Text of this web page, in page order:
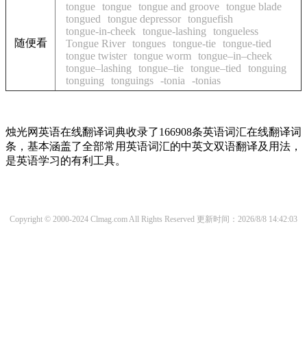
随便看
tongue tongue tongue and groove tongue blade
tongued
tongue depressor tonguefish
tongue-in-cheek
tongue-lashing
tongueless
Tongue River tongues tongue-tie tongue-tied
tongue twister tongue worm
tongue–in–cheek
tongue–lashing
tongue–tie tongue–tied
tonguing
tonguing
tonguings -tonia -tonias
烛光网英语在线翻译词典收录了166908条英语词汇在线翻译词
条，基本涵盖了全部常用英语词汇的中英文双语翻译及用法，
是英语学习的有利工具。
Copyright © 2000-2024 Clmag.com All Rights Reserved 更新时间：2026/8/8 14:42:03